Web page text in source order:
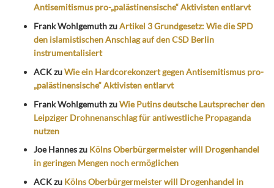
Antisemitismus pro-„palästinensische“ Aktivisten entlarvt
Frank WohlgemuthzuArtikel 3 Grundgesetz: Wie die SPD
den islamistischen Anschlag auf den CSD Berlin
instrumentalisiert
ACKzuWie ein Hardcorekonzert gegen Antisemitismus pro-
„palästinensische“ Aktivisten entlarvt
Frank WohlgemuthzuWie Putins deutsche Lautsprecher den
Leipziger Drohnenanschlag für antiwestliche Propaganda
nutzen
Joe Hanneszu Kölns Oberbürgermeister will Drogenhandel
in geringen Mengen noch ermöglichen
ACKzu Kölns Oberbürgermeister will Drogenhandel in